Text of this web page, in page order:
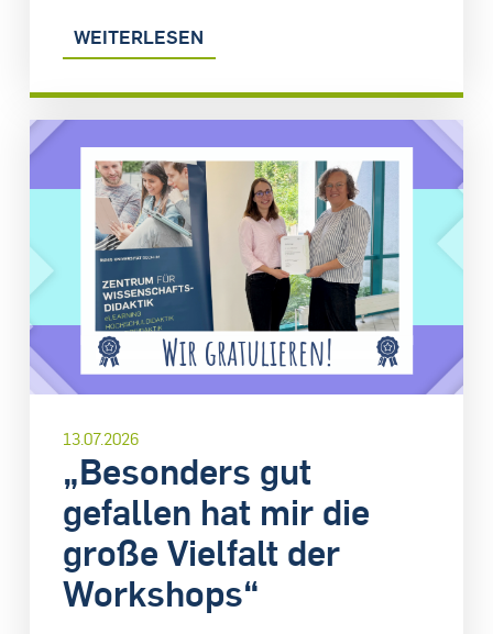
WEITERLESEN
13.07.2026
„Besonders gut
gefallen hat mir die
große Vielfalt der
Workshops“